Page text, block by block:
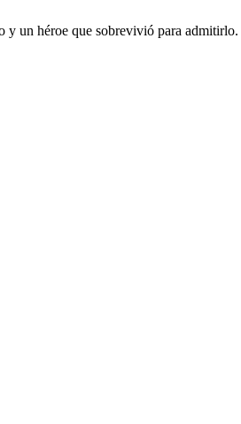
y un héroe que sobrevivió para admitirlo.